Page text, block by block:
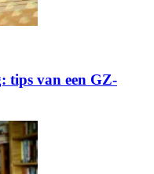
tips van een GZ-